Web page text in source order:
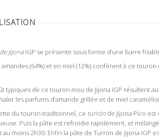
Jijona IGP se présente sous forme d’une barre
(64%) et en miel (12%) confèrent à ce touron
typiques de ce touron mou de Jijona IGP résultent
les parfums d’amande grillée et de miel
du touron traditionnel, ce turrón de Jijona Pico
Puis la pâte est refroidie rapidement, et
moins 2h30. Enfin la pâte de Turron de Jijona